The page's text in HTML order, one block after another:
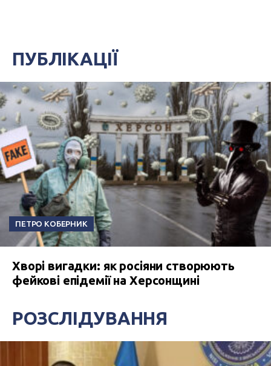
ПУБЛІКАЦІЇ
ПЕТРО КОБЕРНИК
Хворі вигадки: як росіяни створюють
фейкові епідемії на Херсонщині
РОЗСЛІДУВАННЯ